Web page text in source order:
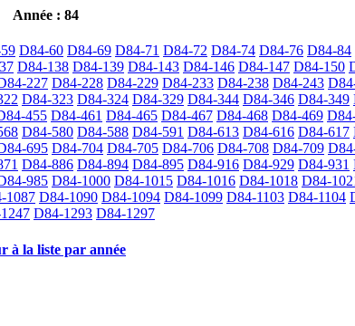
Année : 84
D84-60 D84-69 D84-71 D84-72 D84-74 D84-76 D84-84
D84-138 D84-139 D84-143 D84-146 D84-147 D84-150
227 D84-228 D84-229 D84-233 D84-238 D84-243
D84-323 D84-324 D84-329 D84-344 D84-346 D84-349
455 D84-461 D84-465 D84-467 D84-468 D84-469
D84-580 D84-588 D84-591 D84-613 D84-616 D84-617
695 D84-704 D84-705 D84-706 D84-708 D84-709
D84-886 D84-894 D84-895 D84-916 D84-929 D84-931
985 D84-1000 D84-1015 D84-1016 D84-1018 D84-
1087 D84-1090 D84-1094 D84-1099 D84-1103 D84-1104
D84-1293 D84-1297
à la liste par année